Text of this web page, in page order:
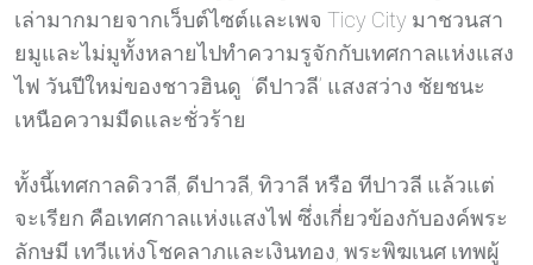
เล่ามากมายจากเว็บต์ไซต์และเพจ Ticy City มาชวนสา
ยมูและไม่มูทั้งหลายไปทำความรูจักกับเทศกาลแห่งแสง
ไฟ วันปีใหม่ของชาวฮินดู ‘ดีปาวลี’ แสงสว่าง ชัยชนะ
เหนือความมืดและชั่วร้าย
ทั้งนี้เทศกาลดิวาลี, ดีปาวลี, ทิวาลี หรือ ทีปาวลี แล้วแต่
จะเรียก คือเทศกาลแห่งแสงไฟ ซึ่งเกี่ยวข้องกับองค์พระ
ลักษมี เทวีแห่งโชคลาภและเงินทอง, พระพิฆเนศ เทพผู้